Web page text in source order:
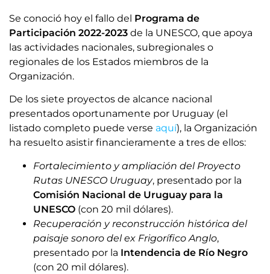
Se conoció hoy el fallo del Programa de
Participación 2022-2023 de la UNESCO, que apoya
las actividades nacionales, subregionales o
regionales de los Estados miembros de la
Organización.
De los siete proyectos de alcance nacional
presentados oportunamente por Uruguay (el
listado completo puede verse aquí), la Organización
ha resuelto asistir financieramente a tres de ellos:
Fortalecimiento y ampliación del Proyecto
Rutas UNESCO Uruguay, presentado por la
Comisión Nacional de Uruguay para la
UNESCO (con 20 mil dólares).
Recuperación y reconstrucción histórica del
paisaje sonoro del ex Frigorífico Anglo,
presentado por la Intendencia de Río Negro
(con 20 mil dólares).